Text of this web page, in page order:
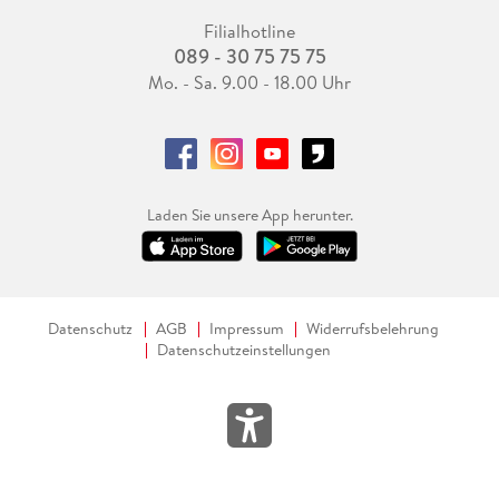
Filialhotline
089 - 30 75 75 75
Mo. - Sa. 9.00 - 18.00 Uhr
Laden Sie unsere App herunter.
Datenschutz AGB Impressum
Widerrufsbelehrung
Datenschutzeinstellungen